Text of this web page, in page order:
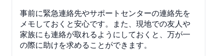
事前に緊急連絡先やサポートセンターの連絡先を
メモしておくと安心です。また、現地での友人や
家族にも連絡が取れるようにしておくと、万が一
の際に助けを求めることができます。